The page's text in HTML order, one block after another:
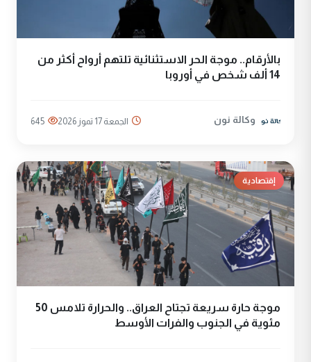
بالأرقام.. موجة الحر الاستثنائية تلتهم أرواح أكثر من
14 ألف شخص في أوروبا
وكالة نون الجمعة 17 تموز 2026 645
إقتصادية
موجة حارة سريعة تجتاح العراق.. والحرارة تلامس 50
مئوية في الجنوب والفرات الأوسط